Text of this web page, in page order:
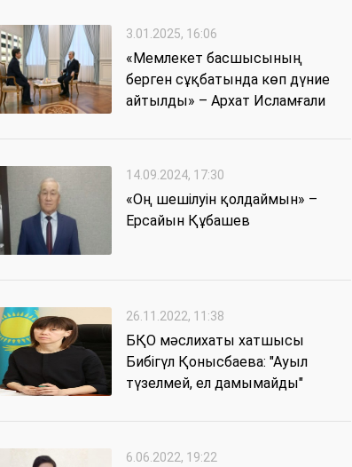
3.01.2025, 16:06
«Мемлекет басшысының
берген сұқбатында көп дүние
айтылды» – Архат Исламғали
14.09.2024, 17:30
«Оң шешілуін қолдаймын» –
Ерсайын Құбашев
26.11.2022, 11:38
БҚО мәслихаты хатшысы
Бибігүл Қонысбаева: "Ауыл
түзелмей, ел дамымайды"
6.06.2022, 19:22